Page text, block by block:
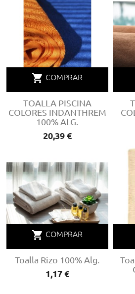
TOALLA PISCINA
COLORES INDANTHREM
100% ALG.
Precio
20,39 €
shopping_cart COMPRAR
Toalla Rizo 100% Alg.
Precio
1,17 €
shopping_cart COMPRAR